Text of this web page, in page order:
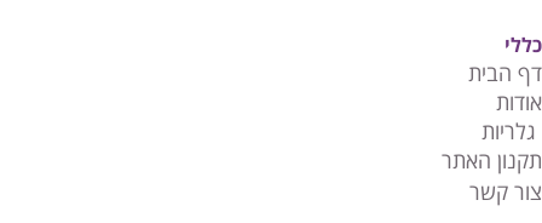
כללי
דף הבית
אודות
גלריות
תקנון האתר
צור קשר